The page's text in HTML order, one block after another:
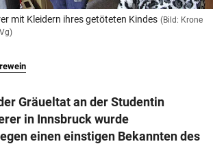
mit Kleidern ihres getöteten Kindes (Bild: Krone
Gräueltat an der Studentin
in Innsbruck wurde
einen einstigen Bekannten des